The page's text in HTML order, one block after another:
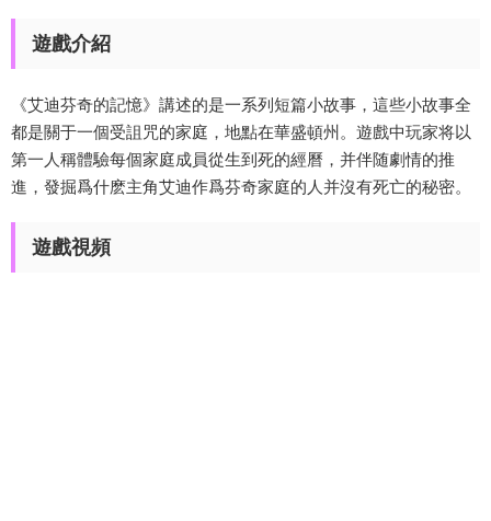
遊戲介紹
《艾迪芬奇的記憶》講述的是一系列短篇小故事，這些小故事全
都是關于一個受詛咒的家庭，地點在華盛頓州。遊戲中玩家将以
第一人稱體驗每個家庭成員從生到死的經曆，并伴随劇情的推
進，發掘爲什麽主角艾迪作爲芬奇家庭的人并沒有死亡的秘密。
遊戲視頻